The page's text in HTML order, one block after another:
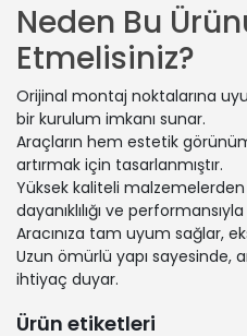
Neden Bu
Etmelisiniz?
Orijinal montaj noktalarına
bir kurulum imkanı sunar.
Araçların hem estetik
artırmak için tasarlanmıştır.
Yüksek kaliteli
dayanıklılığı ve
Aracınıza tam uyum sağlar,
Uzun ömürlü yapı sayesinde,
ihtiyaç duyar.
Ürün etiketleri